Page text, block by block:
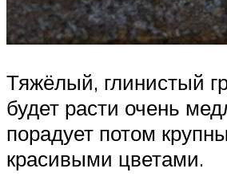
Тяжёлый, глинистый
будет расти очень
порадует потом
красивыми цветами.